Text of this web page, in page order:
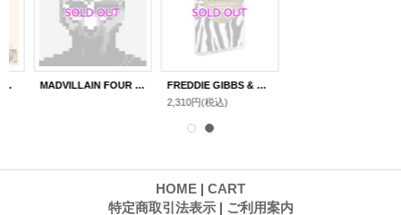
MADVILLAIN FOUR TET REMIXES EP(12inch)
FREDDIE GIBBS & MADLIB / PINATA "CASSETTE TAPE"
2,310円(税込)
HOME | CART
特定商取引法表示 | ご利用案内